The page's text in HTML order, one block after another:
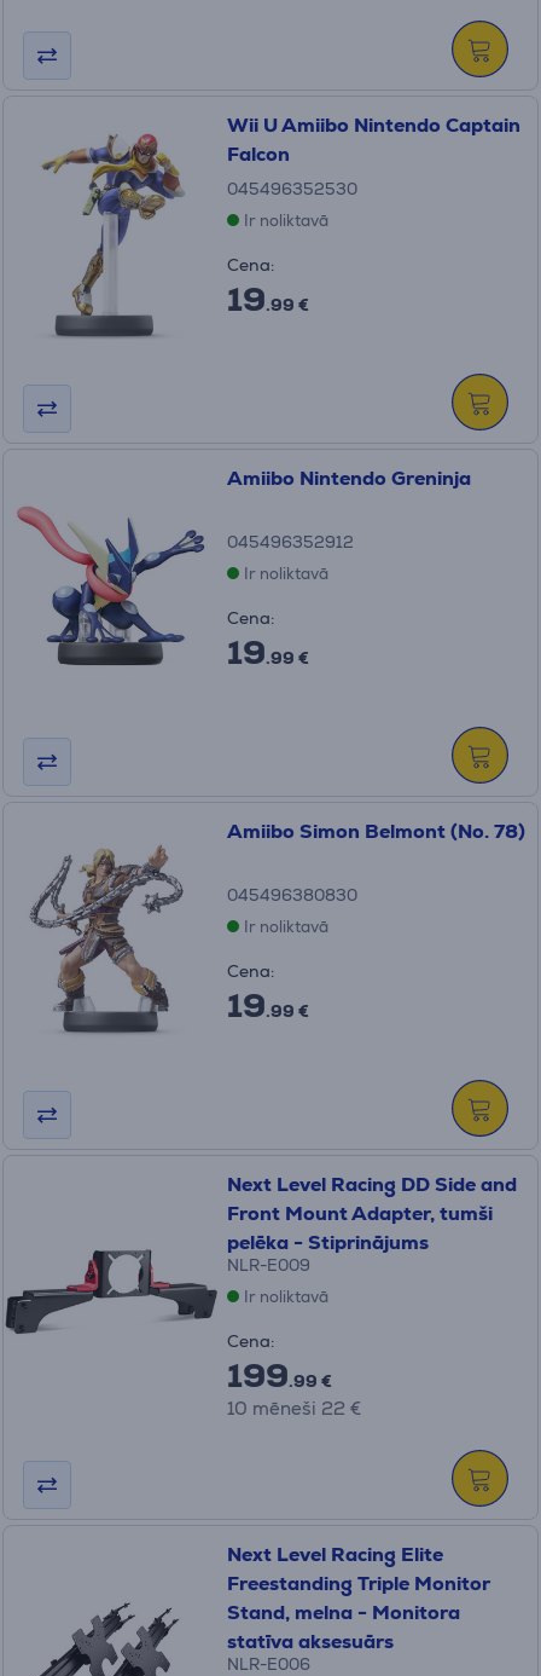
Wii U Amiibo Nintendo Captain
Falcon
045496352530
Ir noliktavā
Cena:
19.99 €
Amiibo Nintendo Greninja
045496352912
Ir noliktavā
Cena:
19.99 €
Amiibo Simon Belmont (No. 78)
045496380830
Ir noliktavā
Cena:
19.99 €
Next Level Racing DD Side and
Front Mount Adapter, tumši
pelēka - Stiprinājums
NLR-E009
Ir noliktavā
Cena:
199.99 €
10 mēneši 22 €
Next Level Racing Elite
Freestanding Triple Monitor
Stand, melna - Monitora
statīva aksesuārs
NLR-E006